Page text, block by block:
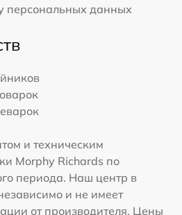
персональных данных
и техническим
Morphy Richards по
периода. Наш центр в
и не имеет
от производителя. Цены